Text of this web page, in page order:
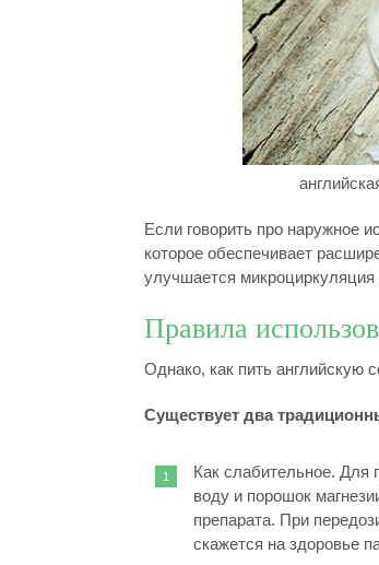
Если говорить про наружное
которое обеспечивает
улучшается
Правила
Однако, как пить английскую
Существует два
Как слабительное. Для
воду и порошок
препарата. При
скажется на здоровье